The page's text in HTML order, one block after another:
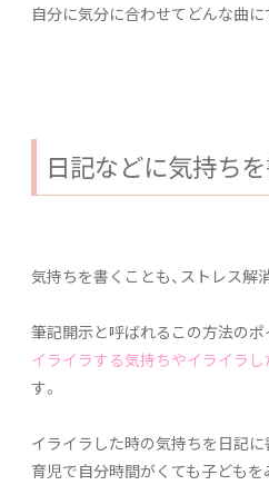
自分に気分に合わせてどんな曲に
日記などに気持ちを
気持ちを書くことも、ストレス解
筆記開示と呼ばれるこの方法のポ
イライラする気持ちやイライラし
す。
イライラした時の気持ちを日記
育児で自分時間がくても子ども